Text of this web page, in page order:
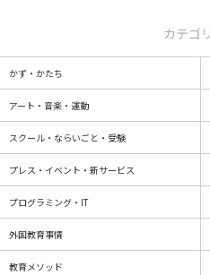
カテゴ
かず・かたち
アート・音楽・運動
スクール・ならいごと・受験
プレス・イベント・新サービス
プログラミング・IT
外国教育事情
教育メソッド